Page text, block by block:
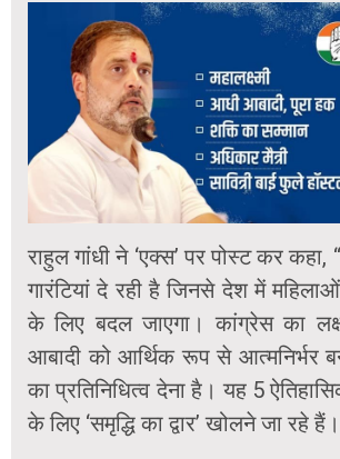
राहुल गांधी ने ‘एक्स’ पर पोस्ट कर कहा,
गारंटियां दे रही है जिनसे देश में
के लिए बदल जाएगा। कांग्रेस का
आबादी को आर्थिक रूप से आत्मनिर्भर
का प्रतिनिधित्व देना है। यह 5
के लिए ‘समृद्धि का द्वार’ खोलने जा रहे